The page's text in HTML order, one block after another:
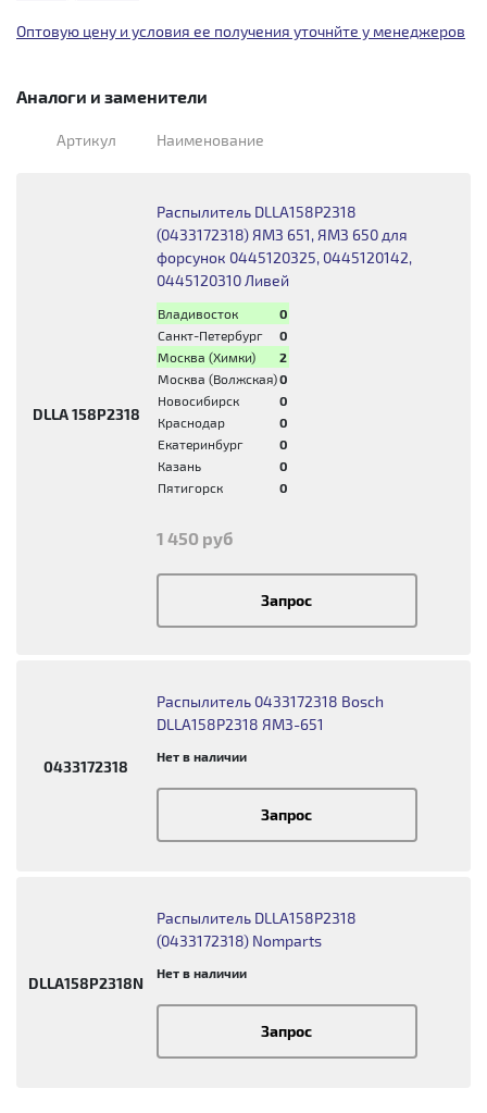
Оптовую цену и условия ее получения уточнйте у менеджеров
Аналоги и заменители
Артикул Наименование
DLLA 158P2318
Распылитель DLLA158P2318
(0433172318) ЯМЗ 651, ЯМЗ 650 для
форсунок 0445120325, 0445120142,
0445120310 Ливей
Владивосток
0
Санкт-Петербург
0
Москва (Химки)
2
Москва (Волжская)0
Новосибирск
0
Краснодар
0
Екатеринбург
0
Казань
0
Пятигорск
0
1 450 руб
Запрос
0433172318
Распылитель 0433172318 Bosch
DLLA158P2318 ЯМЗ-651
Нет в наличии
Запрос
DLLA158P2318N
Распылитель DLLA158P2318
(0433172318) Nomparts
Нет в наличии
Запрос